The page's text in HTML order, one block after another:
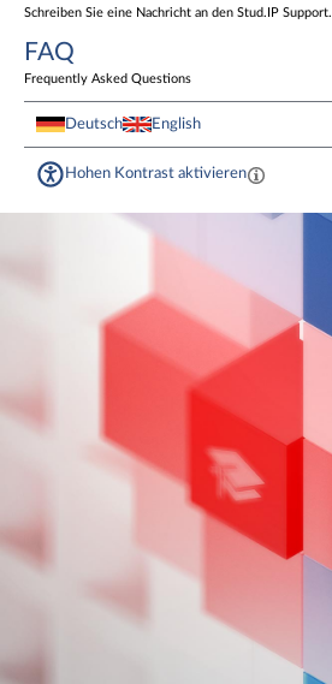
Schreiben Sie eine Nachricht an den Stud.IP Support.
FAQ
Frequently Asked Questions
Deutsch English
Hohen Kontrast aktivieren